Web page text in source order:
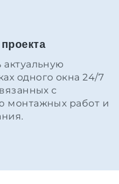
актуальную
одного окна 24/7
с
монтажных работ и